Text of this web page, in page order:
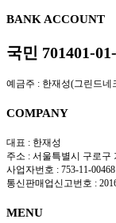
BANK ACCOUNT
국민 701401-
예금주 : 한재성(그린드네
COMPANY
대표 : 한재성
주소 : 서울특별시 구로구
사업자번호 : 753-11-00468
통신판매업신고번호 :
MENU